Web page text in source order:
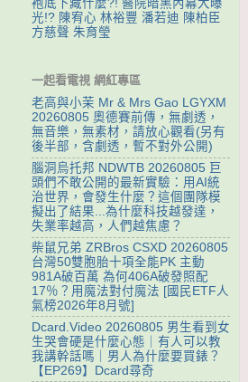
袍底下藏什麼?! 醫院暗黑內幕大曝
光!? 陳宥心 林裕豐 潘若迪 陳柏臣
方慈聲 朱育瑩
一起看電視 網紅專區
老高與小茉 Mr & Mrs Gao LGYXM
20260805 奧德賽前傳，無劇透，
無音樂，無素材，請放心觀看(另有
後半部，含劇透，暫不對外公開)
腦洞烏托邦 NDWTB 20260805 巨
頭們不敢公開的最新實驗：用AI統
治世界，會發生什麼？這個團隊模
擬出了結果...為什麼科技越發達，
失業率越高，人們越焦慮？
柴鼠兄弟 ZRBros CSXD 20260805
台灣50雙胞胎十項全能PK 主動
981A破百萬 為何406A破發照配
17％？用魔法對付魔法 [國民ETF人
氣榜2026年8月號]
Dcard.Video 20260805 男生看到女
生哭會硬是什麼心態｜有人可以教
我講幹話嗎｜男人為什麼要買錶？
【EP269】Dcard尋奇